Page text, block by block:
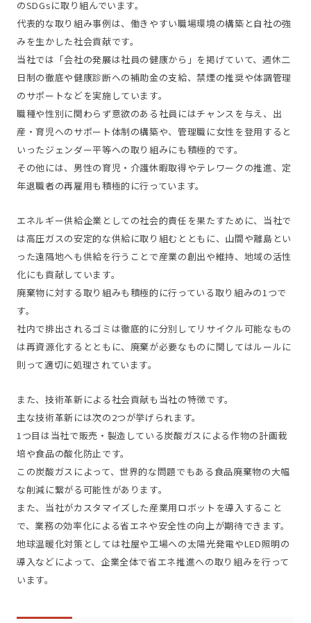
のSDGsに取り組んでいます。
代表的な取り組み事例は、働きやすい職場環境の構築と自社の強
みを生かした社会貢献です。
当社では「会社の発展は社員の健康から」を掲げていて、週休二
日制の徹底や健康診断への補助金の支給、禁煙の推奨や体調管理
のサポートなどを実施しています。
職種や性別に関わらず意欲のある社員にはチャンスを与え、出
産・育児へのサポート体制の構築や、管理職に女性を登用すると
いったジェンダー平等への取り組みにも積極的です。
その他には、男性の育児・介護休暇取得やテレワークの推進、定
年退職者の再雇用も積極的に行っています。
エネルギー供給企業としての社会的責任を果たすために、当社で
は高圧ガスの安定的な供給に取り組むとともに、山間や離島とい
った遠隔地へも供給を行うことで産業の創出や維持、地域の活性
化にも貢献しています。
廃棄物に対する取り組みも積極的に行っている取り組みの1つで
す。
社内で排出されるゴミは徹底的に分別してリサイクル可能なもの
は再資源化するとともに、廃棄が必要なものに関してはルールに
則って適切に処理されています。
また、技術革新による社会貢献も当社の特徴です。
主な技術革新には次の2つが挙げられます。
1つ目は当社で販売・製造している炭酸ガスによる作物の計画栽
培や食品の酸化防止です。
この炭酸ガスによって、世界的な問題でもある食品廃棄物の大幅
な削減に繋がる可能性があります。
また、当社がカスタマイズした産業用ロボットを導入すること
で、業務の効率化による省エネや安全性の向上が期待できます。
地球温暖化対策としては社屋や工場への太陽光発電やLED照明の
導入などによって、企業全体で省エネ推進への取り組みを行って
います。